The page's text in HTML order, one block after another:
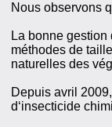
Nous observons
La bonne gestion
méthodes de
naturelles des
Depuis avril
d‘insecticide